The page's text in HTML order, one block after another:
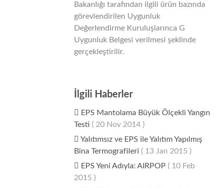
Bakanlığı tarafından ilgili ürün bazında
görevlendirilen Uygunluk
Değerlendirme Kuruluşlarınca G
Uygunluk Belgesi verilmesi şeklinde
gerçekleştirilir.
İlgili Haberler
EPS Mantolama Büyük Ölçekli Yangın
Testi ( 20 Nov 2014 )
Yalıtımsız ve EPS ile Yalıtım Yapılmış
Bina Termografileri ( 13 Jan 2015 )
EPS Yeni Adıyla: AIRPOP ( 10 Feb
2015 )